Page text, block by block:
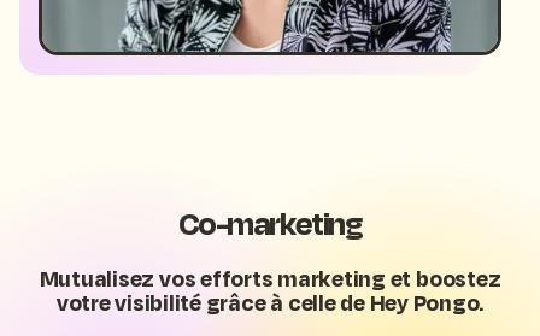
Co-marketing
Mutualisez vos efforts marketing et boostez
votre visibilité grâce à celle de Hey Pongo.